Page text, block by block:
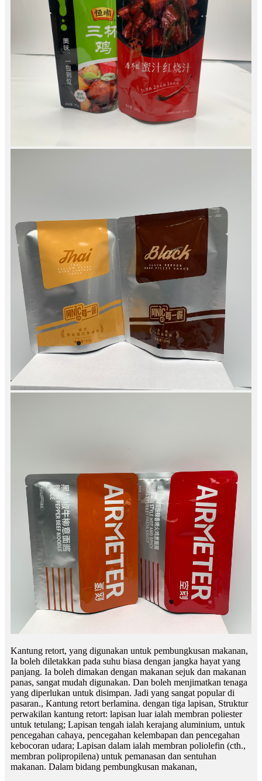
Kantung retort, yang digunakan untuk pembungkusan makanan,
Ia boleh diletakkan pada suhu biasa dengan jangka hayat yang
panjang. Ia boleh dimakan dengan makanan sejuk dan makanan
panas, sangat mudah digunakan. Dan boleh menjimatkan tenaga
yang diperlukan untuk disimpan. Jadi yang sangat popular di
pasaran., Kantung retort berlamina. dengan tiga lapisan, Struktur
perwakilan kantung retort: ​​lapisan luar ialah membran poliester
untuk tetulang; Lapisan tengah ialah kerajang aluminium, untuk
pencegahan cahaya, pencegahan kelembapan dan pencegahan
kebocoran udara; Lapisan dalam ialah membran poliolefin (cth.,
membran polipropilena) untuk pemanasan dan sentuhan
makanan. Dalam bidang pembungkusan makanan,